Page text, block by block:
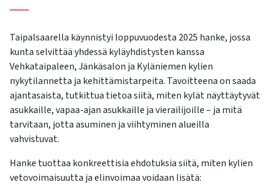
Taipalsaarella käynnistyi loppuvuodesta 2025 hanke, jossa
kunta selvittää yhdessä kyläyhdistysten kanssa
Vehkataipaleen, Jänkäsalon ja Kyläniemen kylien
nykytilannetta ja kehittämistarpeita. Tavoitteena on saada
ajantasaista, tutkittua tietoa siitä, miten kylät näyttäytyvät
asukkaille, vapaa-ajan asukkaille ja vierailijoille – ja mitä
tarvitaan, jotta asuminen ja viihtyminen alueilla
vahvistuvat.
Hanke tuottaa konkreettisia ehdotuksia siitä, miten kylien
vetovoimaisuutta ja elinvoimaa voidaan lisätä: